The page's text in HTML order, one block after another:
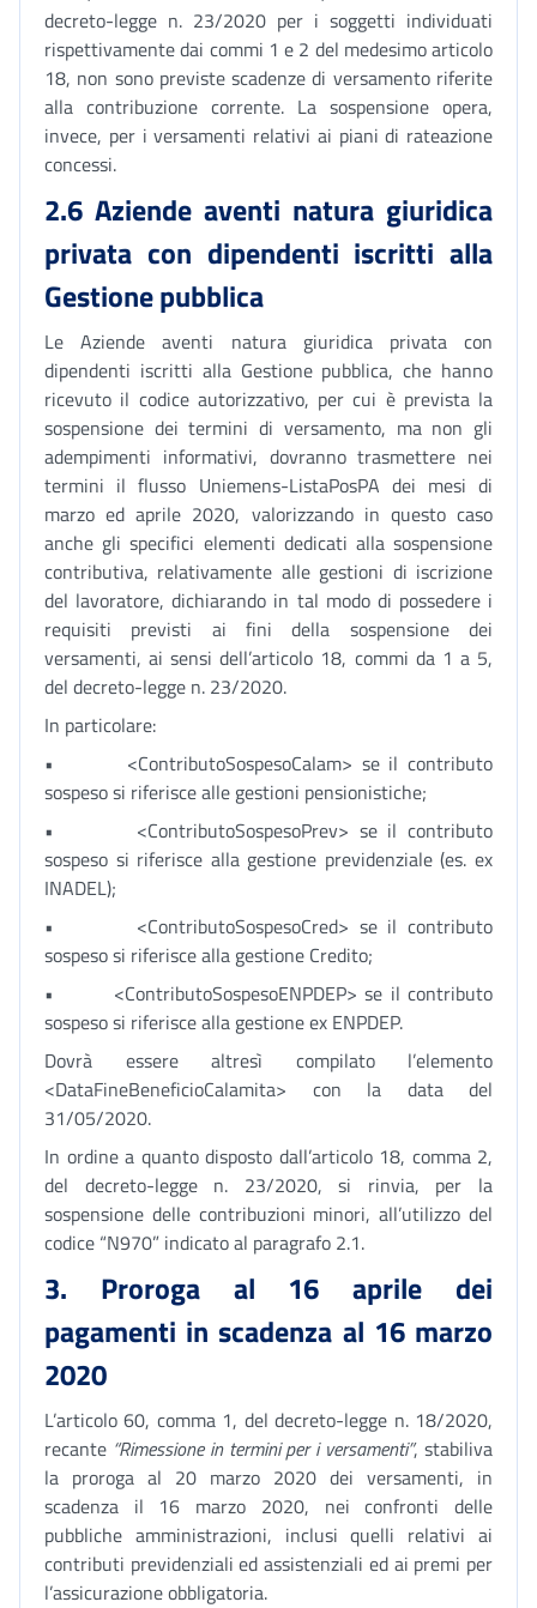
decreto-legge n. 23/2020 per i soggetti individuati
rispettivamente dai commi 1 e 2 del medesimo articolo
18, non sono previste scadenze di versamento riferite
alla contribuzione corrente. La sospensione opera,
invece, per i versamenti relativi ai piani di rateazione
concessi.
2.6 Aziende aventi natura giuridica
privata con dipendenti iscritti alla
Gestione pubblica
Le Aziende aventi natura giuridica privata con
dipendenti iscritti alla Gestione pubblica, che hanno
ricevuto il codice autorizzativo, per cui è prevista la
sospensione dei termini di versamento, ma non gli
adempimenti informativi, dovranno trasmettere nei
termini il flusso Uniemens-ListaPosPA dei mesi di
marzo ed aprile 2020, valorizzando in questo caso
anche gli specifici elementi dedicati alla sospensione
contributiva, relativamente alle gestioni di iscrizione
del lavoratore, dichiarando in tal modo di possedere i
requisiti previsti ai fini della sospensione dei
versamenti, ai sensi dell’articolo 18, commi da 1 a 5,
del decreto-legge n. 23/2020.
In particolare:
• <ContributoSospesoCalam> se il contributo
sospeso si riferisce alle gestioni pensionistiche;
• <ContributoSospesoPrev> se il contributo
sospeso si riferisce alla gestione previdenziale (es. ex
INADEL);
• <ContributoSospesoCred> se il contributo
sospeso si riferisce alla gestione Credito;
• <ContributoSospesoENPDEP> se il contributo
sospeso si riferisce alla gestione ex ENPDEP.
Dovrà essere altresì compilato l’elemento
<DataFineBeneficioCalamita> con la data del
31/05/2020.
In ordine a quanto disposto dall’articolo 18, comma 2,
del decreto-legge n. 23/2020, si rinvia, per la
sospensione delle contribuzioni minori, all’utilizzo del
codice “N970” indicato al paragrafo 2.1.
3. Proroga al 16 aprile dei
pagamenti in scadenza al 16 marzo
2020
L’articolo 60, comma 1, del decreto-legge n. 18/2020,
recante “Rimessione in termini per i versamenti”, stabiliva
la proroga al 20 marzo 2020 dei versamenti, in
scadenza il 16 marzo 2020, nei confronti delle
pubbliche amministrazioni, inclusi quelli relativi ai
contributi previdenziali ed assistenziali ed ai premi per
l’assicurazione obbligatoria.